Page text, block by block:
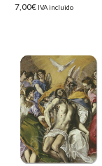
7,00€ IVA incluido